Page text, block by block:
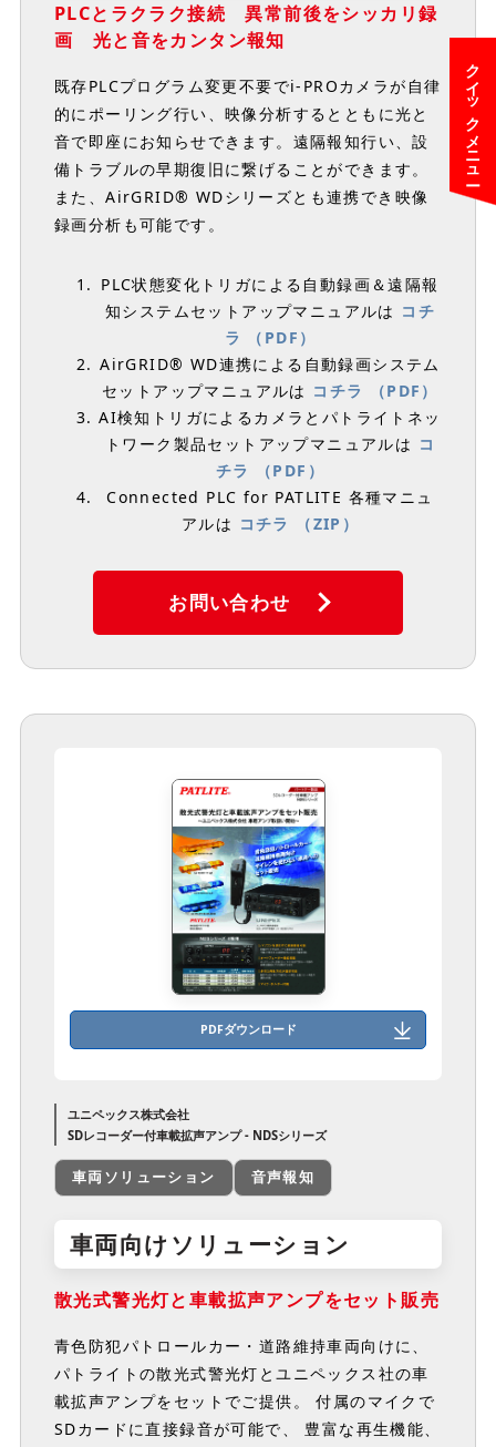
クイックメニュー
PLCとラクラク接続 異常前後をシッカリ録
画 光と音をカンタン報知
既存PLCプログラム変更不要でi-PROカメラが自律
的にポーリング行い、映像分析するとともに光と
音で即座にお知らせできます。遠隔報知行い、設
備トラブルの早期復旧に繋げることができます。
また、AirGRID® WDシリーズとも連携でき映像
録画分析も可能です。
PLC状態変化トリガによる自動録画＆遠隔報
知システムセットアップマニュアルは コチ
ラ （PDF）
AirGRID® WD連携による自動録画システム
セットアップマニュアルは コチラ （PDF）
AI検知トリガによるカメラとパトライトネッ
トワーク製品セットアップマニュアルは コ
チラ （PDF）
Connected PLC for PATLITE 各種マニュ
アルは コチラ （ZIP）
お問い合わせ
PDFダウンロード
ユニペックス株式会社
SDレコーダー付車載拡声アンプ - NDSシリーズ
車両ソリューション 音声報知
車両向けソリューション
散光式警光灯と車載拡声アンプをセット販売
青色防犯パトロールカー・道路維持車両向けに、
パトライトの散光式警光灯とユニペックス社の車
載拡声アンプをセットでご提供。 付属のマイクで
SDカードに直接録音が可能で、 豊富な再生機能、